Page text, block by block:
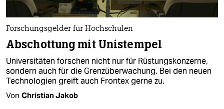
Forschungsgelder für Hochschulen
Abschottung mit Unistempel
Universitäten forschen nicht nur für Rüstungskonzerne,
sondern auch für die Grenzüberwachung. Bei den neuen
Technologien greift auch Frontex gerne zu.
Von Christian Jakob